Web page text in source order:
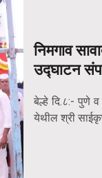
निमगाव
उद्घाटन
बेल्हे दि.८:- पुणे व
येथील श्री